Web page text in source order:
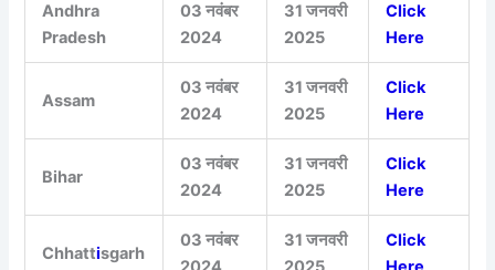
Andhra
Pradesh
03 नवंबर
2024
31 जनवरी
2025
Click
Here
Assam
03 नवंबर
2024
31 जनवरी
2025
Click
Here
Bihar
03 नवंबर
2024
31 जनवरी
2025
Click
Here
Chhattisgarh
03 नवंबर
31 जनवरी
Click